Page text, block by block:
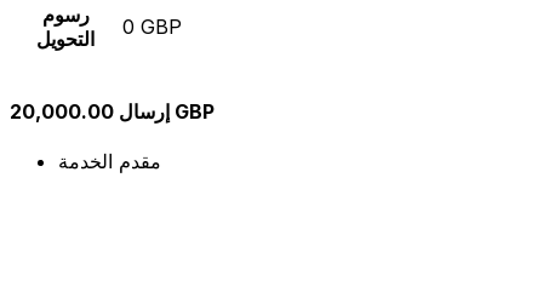
رسوم
التحويل
0 GBP
إرسال 20,000.00 GBP
مقدم الخدمة